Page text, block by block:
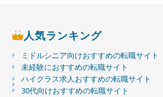
人気ランキング
ミドルシニア向けおすすめの転職サイト
未経験におすすめの転職サイト
ハイクラス求人おすすめの転職サイト
30代向けおすすめの転職サイト